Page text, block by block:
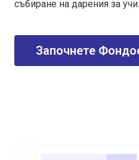
събиране на дарения за
Започнете